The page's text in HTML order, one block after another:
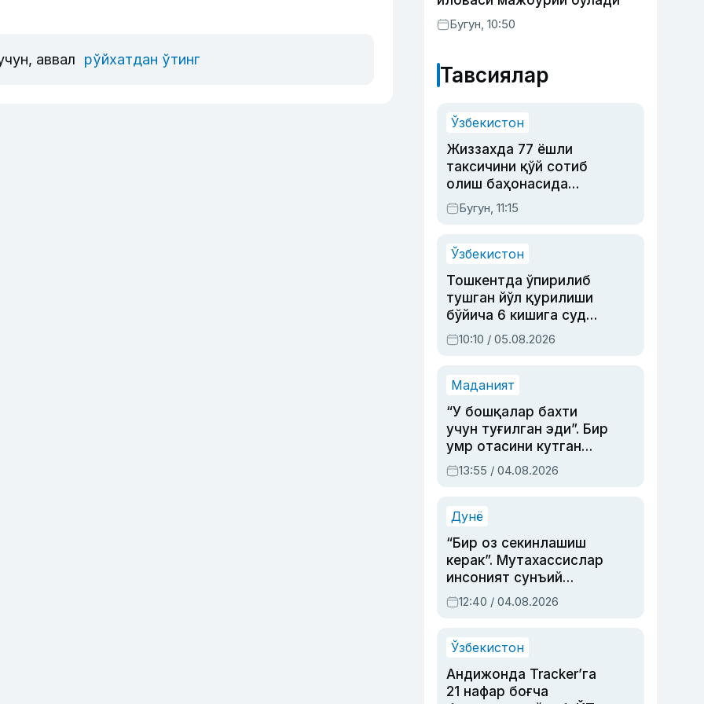
аввал рўйхатдан ўтинг
Бугун, 10:50
Тавсиялар
Ўзбекистон
Жиззахда 77 ёшли
таксичини қўй сотиб
олиш баҳонасида
яйловга олиб бориб
ўлдирган йигит 20
Бугун, 11:15
Ўзбекистон
Тошкентда ўпирилиб
тушган йўл қурилиши
бўйича 6 кишига суд
ҳукми ўқилди
10:10 / 05.08.2026
Маданият
“У бошқалар бахти
учун туғилган эди”. Бир
умр отасини кутган
актриса ва дубльяж
устаси Римма
синовларга тўла ҳаёти
13:55 / 04.08.2026
Дунё
“Бир оз секинлашиш
керак”. Мутахассислар
инсоният сунъий
интеллектни бошқара
олмай қолишидан
12:40 / 04.08.2026
Ўзбекистон
Андижонда Tracker’га
21 нафар боғча